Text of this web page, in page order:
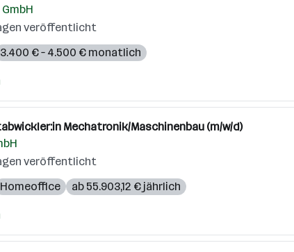
veröffentlicht
3.400 € – 4.500 € monatlich
Mechatronik/Maschinenbau (m/w/d)
veröffentlicht
Homeoffice ab 55.903,12 € jährlich